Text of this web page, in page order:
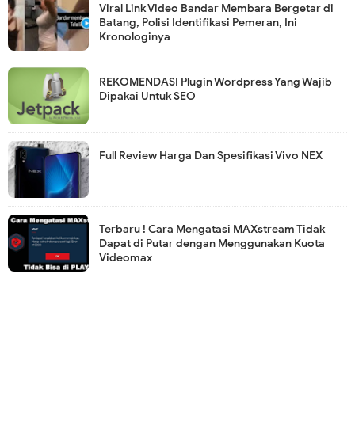
Viral Link Video Bandar Membara Bergetar di
Batang, Polisi Identifikasi Pemeran, Ini
Kronologinya
REKOMENDASI Plugin Wordpress Yang Wajib
Dipakai Untuk SEO
Full Review Harga Dan Spesifikasi Vivo NEX
Terbaru ! Cara Mengatasi MAXstream Tidak
Dapat di Putar dengan Menggunakan Kuota
Videomax